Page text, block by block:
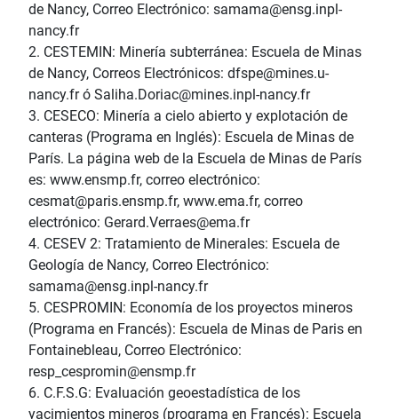
de Nancy, Correo Electrónico: samama@ensg.inpl-
nancy.fr
2. CESTEMIN: Minería subterránea: Escuela de Minas
de Nancy, Correos Electrónicos: dfspe@mines.u-
nancy.fr ó Saliha.Doriac@mines.inpl-nancy.fr
3. CESECO: Minería a cielo abierto y explotación de
canteras (Programa en Inglés): Escuela de Minas de
París. La página web de la Escuela de Minas de París
es: www.ensmp.fr, correo electrónico:
cesmat@paris.ensmp.fr, www.ema.fr, correo
electrónico: Gerard.Verraes@ema.fr
4. CESEV 2: Tratamiento de Minerales: Escuela de
Geología de Nancy, Correo Electrónico:
samama@ensg.inpl-nancy.fr
5. CESPROMIN: Economía de los proyectos mineros
(Programa en Francés): Escuela de Minas de Paris en
Fontainebleau, Correo Electrónico:
resp_cespromin@ensmp.fr
6. C.F.S.G: Evaluación geoestadística de los
yacimientos mineros (programa en Francés): Escuela